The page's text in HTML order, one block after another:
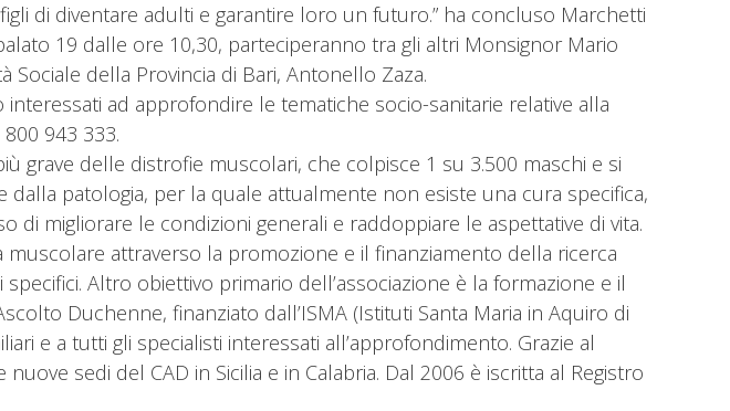
di diventare adulti e garantire loro un futuro.” ha concluso Marchetti
19 dalle ore 10,30, parteciperanno tra gli altri Monsignor Mario
Sociale della Provincia di Bari, Antonello Zaza.
ad approfondire le tematiche socio-sanitarie relative alla
943 333.
grave delle distrofie muscolari, che colpisce 1 su 3.500 maschi e si
dalla patologia, per la quale attualmente non esiste una cura specifica,
migliorare le condizioni generali e raddoppiare le aspettative di vita.
attraverso la promozione e il finanziamento della ricerca
Altro obiettivo primario dell’associazione è la formazione e il
Duchenne, finanziato dall’ISMA (Istituti Santa Maria in Aquiro di
e a tutti gli specialisti interessati all’approfondimento. Grazie al
sedi del CAD in Sicilia e in Calabria. Dal 2006 è iscritta al Registro